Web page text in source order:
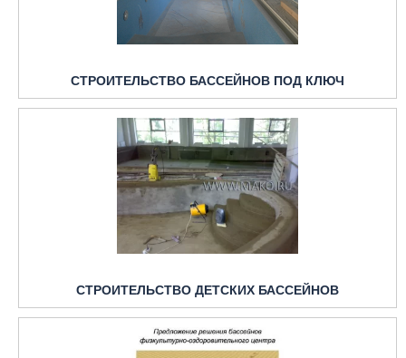
СТРОИТЕЛЬСТВО БАССЕЙНОВ ПОД КЛЮЧ
СТРОИТЕЛЬСТВО ДЕТСКИХ БАССЕЙНОВ